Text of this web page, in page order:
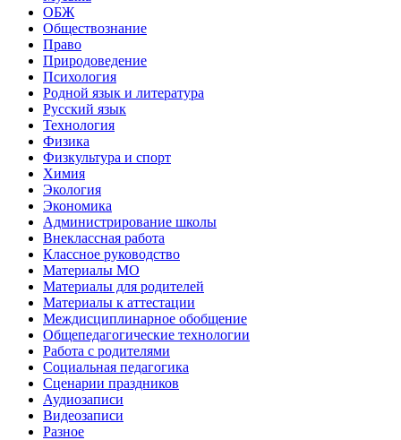
ОБЖ
Обществознание
Право
Природоведение
Психология
Родной язык и литература
Русский язык
Технология
Физика
Физкультура и спорт
Химия
Экология
Экономика
Администрирование школы
Внеклассная работа
Классное руководство
Материалы МО
Материалы для родителей
Материалы к аттестации
Междисциплинарное обобщение
Общепедагогические технологии
Работа с родителями
Социальная педагогика
Сценарии праздников
Аудиозаписи
Видеозаписи
Разное